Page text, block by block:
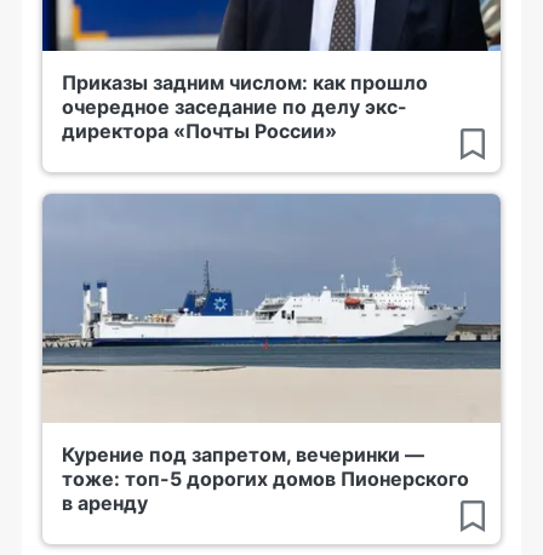
Приказы задним числом: как прошло
очередное заседание по делу экс-
директора «Почты России»
Курение под запретом, вечеринки —
тоже: топ-5 дорогих домов Пионерского
в аренду